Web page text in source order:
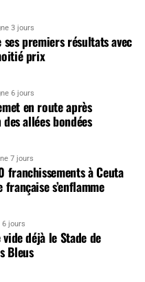
3 jours
ses premiers résultats avec
prix
6 jours
en route après
allées bondées
7 jours
franchissements à Ceuta
s’enflamme
6 jours
déjà le Stade de
Bleus